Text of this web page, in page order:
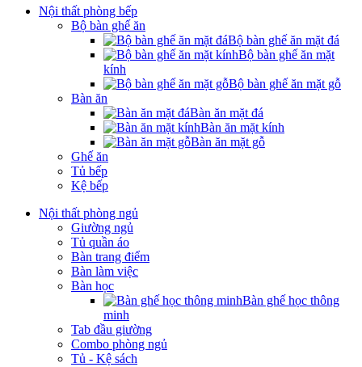
Nội thất phòng bếp
Bộ bàn ghế ăn
Bộ bàn ghế ăn mặt đá
Bộ bàn ghế ăn mặt
kính
Bộ bàn ghế ăn mặt gỗ
Bàn ăn
Bàn ăn mặt đá
Bàn ăn mặt kính
Bàn ăn mặt gỗ
Ghế ăn
Tủ bếp
Kệ bếp
Nội thất phòng ngủ
Giường ngủ
Tủ quần áo
Bàn trang điểm
Bàn làm việc
Bàn học
Bàn ghế học thông
minh
Tab đầu giường
Combo phòng ngủ
Tủ - Kệ sách